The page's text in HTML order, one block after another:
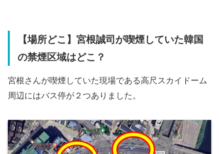
【場所どこ】宮根誠司が喫煙していた韓国
の禁煙区域はどこ？
宮根さんが喫煙していた現場である高尺スカイドーム
周辺にはバス停が２つありました。